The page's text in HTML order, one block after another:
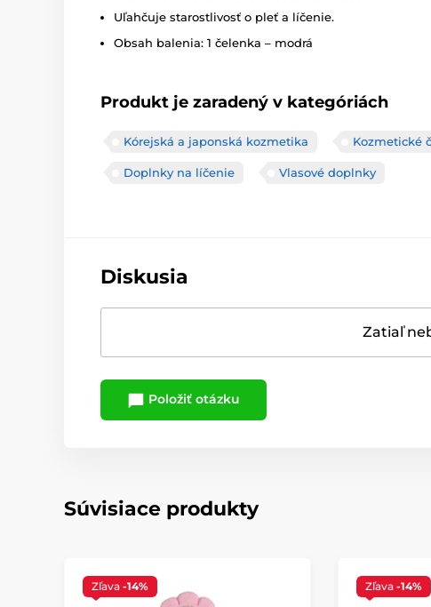
Uľahčuje starostlivosť o pleť a líčenie.
Obsah balenia: 1 čelenka – modrá
Produkt je zaradený v kategóriách
Kórejská a japonská kozmetika Kozmetické
Doplnky na líčenie Vlasové doplnky
Diskusia
Zatiaľ
Položiť otázku
Súvisiace produkty
Zľava -14% Zľava -14%